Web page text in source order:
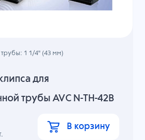
для
трубы AVC N-TH-42B
1 1/4" (43 мм)
В корзину